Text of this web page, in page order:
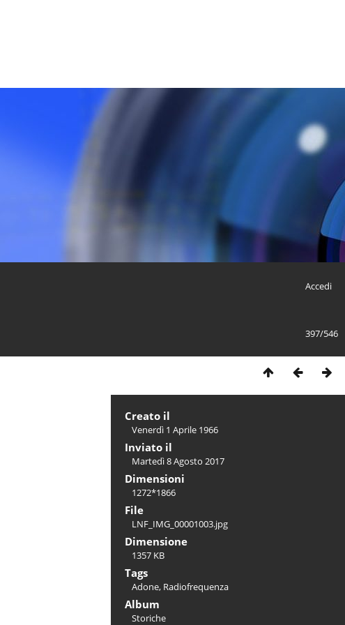
Accedi
397/546
Creato il
Venerdì 1 Aprile 1966
Inviato il
Martedì 8 Agosto 2017
Dimensioni
1272*1866
File
LNF_IMG_00001003.jpg
Dimensione
1357 KB
Tags
Adone, Radiofrequenza
Album
Storiche